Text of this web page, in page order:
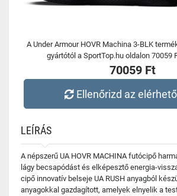
A Under Armour HOVR Machina 3-BLK
gyártótól a SportTop.hu oldalon 70059
70059 Ft
Ellenőrizd az
LEÍRÁS
A népszerű UA HOVR MACHINA futócipő
lágy becsapódást és elképesztő energia-
cipő innovatív belseje UA RUSH anyagból
anyagokkal gazdagított, amelyek elnyelik a